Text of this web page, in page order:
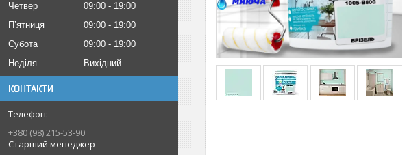
Четвер
09:00
19:00
Пʼятниця
09:00
19:00
Субота
09:00
19:00
Неділя
Вихідний
КОНТАКТИ
+380 (98) 215-53-90
Старший менеджер